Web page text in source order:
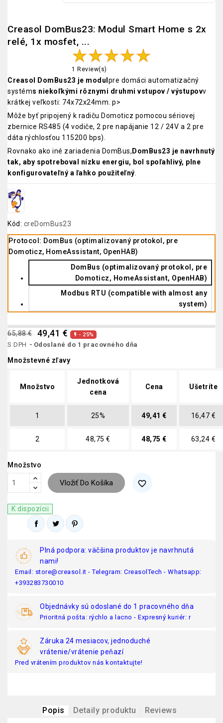
Creasol DomBus23: Modul Smart Home s 2x
relé, 1x mosfet, ...
1 Review(s)
Creasol DomBus23 je modul pre domáci automatizačný
systéms niekoľkými rôznymi druhmi vstupov / výstupovv
krátkej veľkosti: 74x72x24mm. p>
Môže byť pripojený k radiču Domoticz pomocou sériovej
zbernice RS485 (4 vodiče, 2 pre napájanie 12 / 24V a 2 pre
dáta rýchlosťou 115200 bps).
Rovnako ako iné zariadenia DomBus, DomBus23 je navrhnutý
tak, aby spotreboval nízku energiu, bol spoľahlivý, plne
konfigurovateľný a ľahko použiteľný.
Kód: creDomBus23
Protocol: DomBus (optimalizovaný protokol, pre
Domoticz, HomeAssistant, OpenHAB)
DomBus (optimalizovaný protokol, pre
Domoticz, HomeAssistant, OpenHAB)
Modbus RTU (compatible with almost any
system)
65,88 € 49,41 €  - 25%
S DPH Odoslané do 1 pracovného dňa
Množstevné zľavy
Množstvo
Jednotková
cena
Cena Ušetríte
1 25% 49,41 € 16,47 €
2 48,75 € 48,75 € 63,24 €
Množstvo
Vložiť Do Košíka favorite_border
K dispozícii
Plná podpora: väčšina produktov je navrhnutá
nami!
Email: store@creasol.it - Telegram: CreasolTech - Whatsapp:
+393283730010
Objednávky sú odoslané do 1 pracovného dňa
Prioritná pošta: rýchlo a lacno - Expresný kuriér: r
Záruka 24 mesiacov, jednoduché
vrátenie/vrátenie peňazí
Pred vrátením produktov nás kontaktujte!
Popis Detaily produktu Reviews